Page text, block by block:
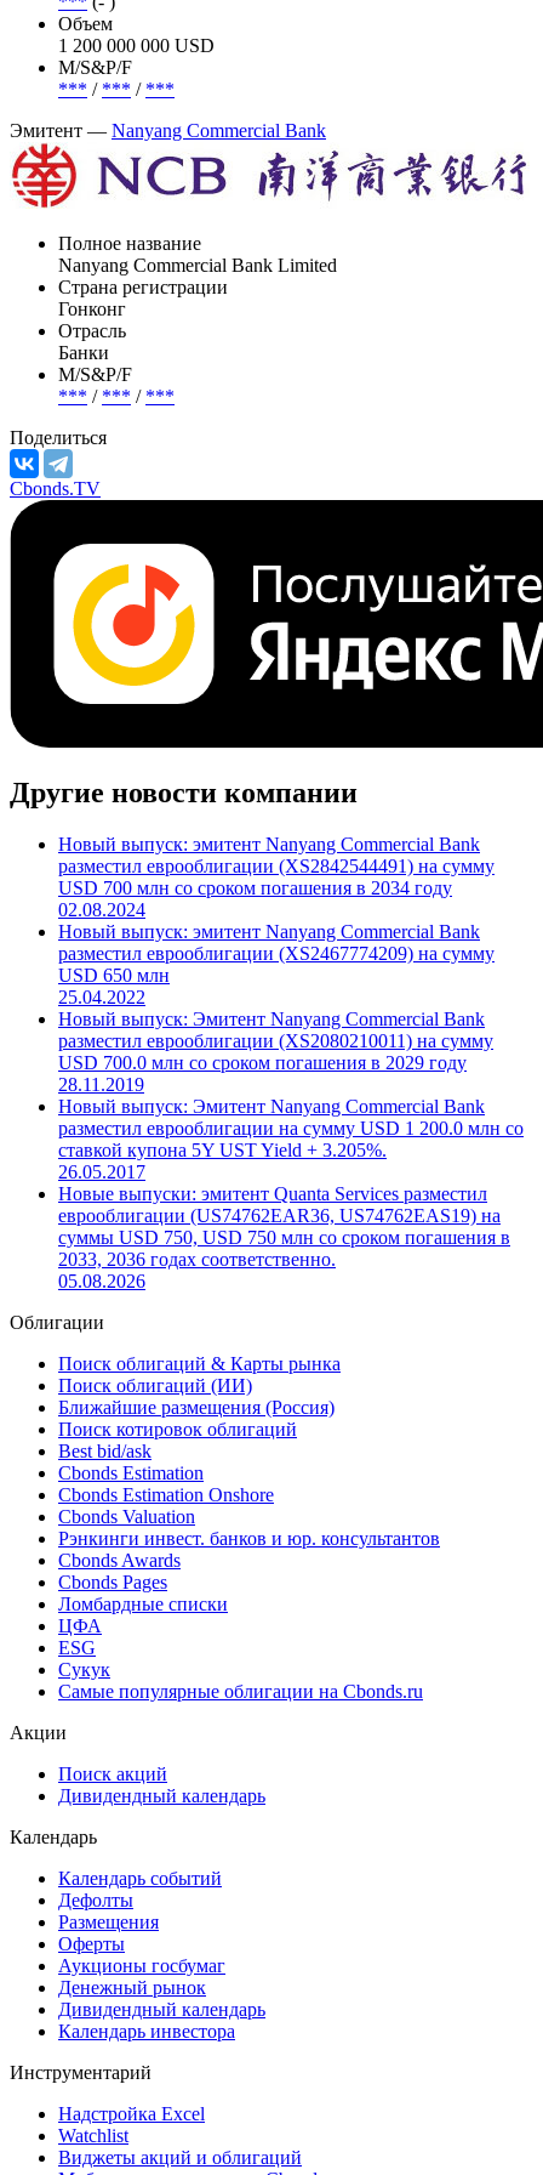
Объем
1 200 000 000 USD
М/S&P/F
*** / *** / ***
Эмитент — Nanyang Commercial Bank
Полное название
Nanyang Commercial Bank Limited
Страна регистрации
Гонконг
Отрасль
Банки
М/S&P/F
*** / *** / ***
Поделиться
Cbonds.TV
Другие новости компании
Новый выпуск: эмитент Nanyang Commercial Bank
разместил еврооблигации (XS2842544491) на сумму
USD 700 млн со сроком погашения в 2034 году
02.08.2024
Новый выпуск: эмитент Nanyang Commercial Bank
разместил еврооблигации (XS2467774209) на сумму
USD 650 млн
25.04.2022
Новый выпуск: Эмитент Nanyang Commercial Bank
разместил еврооблигации (XS2080210011) на сумму
USD 700.0 млн со сроком погашения в 2029 году
28.11.2019
Новый выпуск: Эмитент Nanyang Commercial Bank
разместил еврооблигации на сумму USD 1 200.0 млн со
ставкой купона 5Y UST Yield + 3.205%.
26.05.2017
Новые выпуски: эмитент Quanta Services разместил
еврооблигации (US74762EAR36, US74762EAS19) на
суммы USD 750, USD 750 млн со сроком погашения в
2033, 2036 годах соответственно.
05.08.2026
Облигации
Поиск облигаций & Карты рынка
Поиск облигаций (ИИ)
Ближайшие размещения (Россия)
Поиск котировок облигаций
Best bid/ask
Cbonds Estimation
Cbonds Estimation Onshore
Cbonds Valuation
Рэнкинги инвест. банков и юр. консультантов
Cbonds Awards
Cbonds Pages
Ломбардные списки
ЦФА
ESG
Сукук
Самые популярные облигации на Cbonds.ru
Акции
Поиск акций
Дивидендный календарь
Календарь
Календарь событий
Дефолты
Размещения
Оферты
Аукционы госбумаг
Денежный рынок
Дивидендный календарь
Календарь инвестора
Инструментарий
Надстройка Excel
Watchlist
Виджеты акций и облигаций